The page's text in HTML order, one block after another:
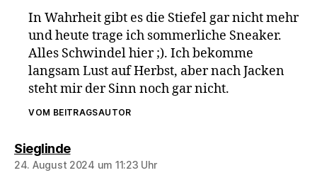
In Wahrheit gibt es die Stiefel gar nicht mehr
und heute trage ich sommerliche Sneaker.
Alles Schwindel hier ;). Ich bekomme
langsam Lust auf Herbst, aber nach Jacken
steht mir der Sinn noch gar nicht.
VOM BEITRAGSAUTOR
Sieglindesagt:
24. August 2024 um 11:23 Uhr